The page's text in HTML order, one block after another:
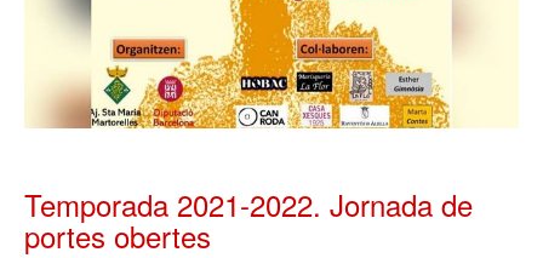
Temporada 2021-2022. Jornada de
portes obertes